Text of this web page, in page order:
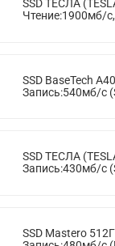
SSD ТЕСЛА
Чтение:1900мб/
SSD BaseTech
Запись:540мб/с
SSD ТЕСЛА
Запись:430мб/с
SSD Mastero